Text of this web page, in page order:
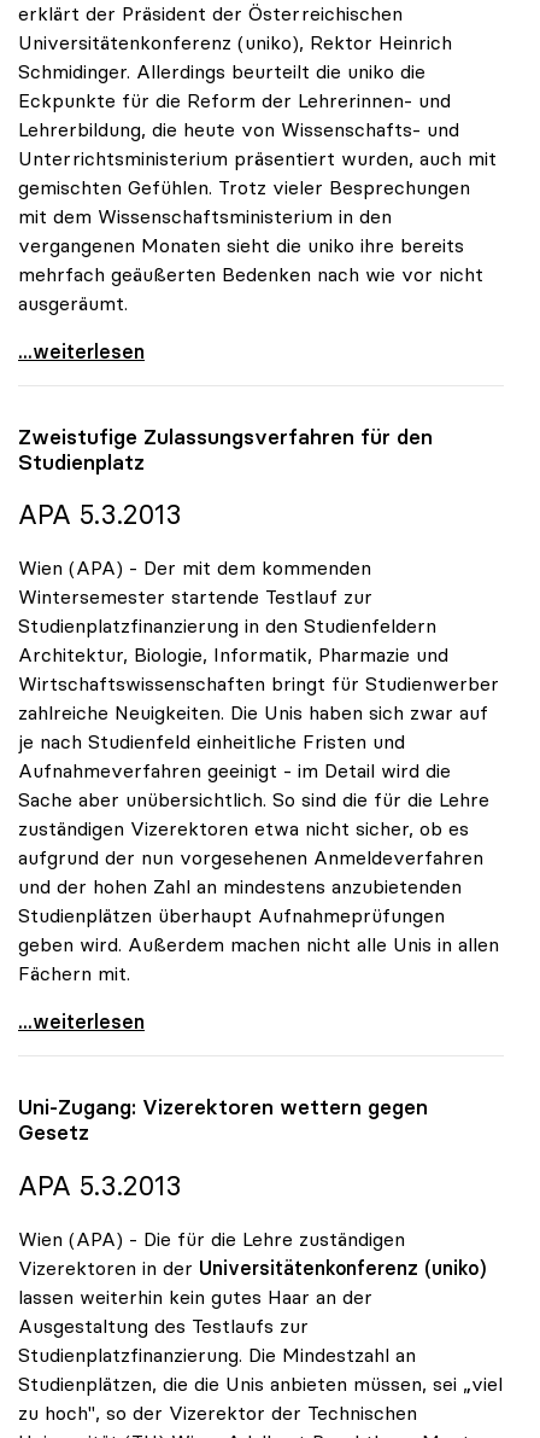
erklärt der Präsident der Österreichischen
Universitätenkonferenz (uniko), Rektor Heinrich
Schmidinger. Allerdings beurteilt die uniko die
Eckpunkte für die Reform der Lehrerinnen- und
Lehrerbildung, die heute von Wissenschafts- und
Unterrichtsministerium präsentiert wurden, auch mit
gemischten Gefühlen. Trotz vieler Besprechungen
mit dem Wissenschaftsministerium in den
vergangenen Monaten sieht die uniko ihre bereits
mehrfach geäußerten Bedenken nach wie vor nicht
ausgeräumt.
Lehrerbildung neu: Bedenken der uniko sind nicht
...weiterlesen
Zweistufige Zulassungsverfahren für den
Studienplatz
APA 5.3.2013
Wien (APA) - Der mit dem kommenden
Wintersemester startende Testlauf zur
Studienplatzfinanzierung in den Studienfeldern
Architektur, Biologie, Informatik, Pharmazie und
Wirtschaftswissenschaften bringt für Studienwerber
zahlreiche Neuigkeiten. Die Unis haben sich zwar auf
je nach Studienfeld einheitliche Fristen und
Aufnahmeverfahren geeinigt - im Detail wird die
Sache aber unübersichtlich. So sind die für die Lehre
zuständigen Vizerektoren etwa nicht sicher, ob es
aufgrund der nun vorgesehenen Anmeldeverfahren
und der hohen Zahl an mindestens anzubietenden
Studienplätzen überhaupt Aufnahmeprüfungen
geben wird. Außerdem machen nicht alle Unis in allen
Fächern mit.
Zweistufige Zulassungsverfahren für den
...weiterlesen
Uni-Zugang: Vizerektoren wettern gegen
Gesetz
APA 5.3.2013
Wien (APA) - Die für die Lehre zuständigen
Vizerektoren in der Universitätenkonferenz (uniko)
lassen weiterhin kein gutes Haar an der
Ausgestaltung des Testlaufs zur
Studienplatzfinanzierung. Die Mindestzahl an
Studienplätzen, die die Unis anbieten müssen, sei „viel
zu hoch", so der Vizerektor der Technischen